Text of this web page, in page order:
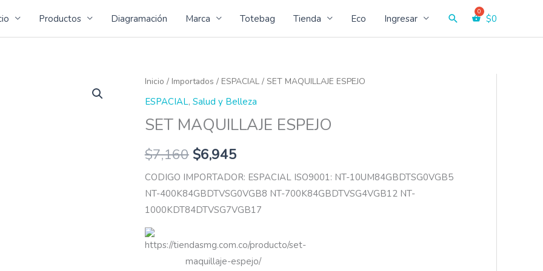
Productos Diagramación Marca Totebag Tienda Eco Ingresar Buscar $0
Inicio / Importados / ESPACIAL/ SET MAQUILLAJE ESPEJO
ESPACIAL, Salud y Belleza
SET MAQUILLAJE ESPEJO
$7,160 $6,945
CODIGO IMPORTADOR: ESPACIAL ISO9001: NT-10UM84GBDTSG0VGB5
NT-400K84GBDTVSG0VGB8 NT-700K84GBDTVSG4VGB12 NT-
1000KDT84DTVSG7VGB17
https://tiendasmg.com.co/producto/set-
maquillaje-espejo/
SET
MAQUILLAJE
cantidad